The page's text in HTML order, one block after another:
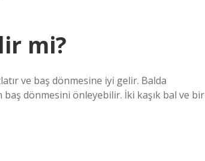
mi?
ve baş dönmesine iyi gelir. Balda
dönmesini önleyebilir. İki kaşık bal ve bir